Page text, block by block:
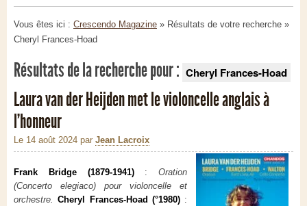
Vous êtes ici : Crescendo Magazine » Résultats de votre recherche »
Cheryl Frances-Hoad
Résultats de la recherche pour : Cheryl Frances-Hoad
Laura van der Heijden met le violoncelle anglais à
l’honneur
Le 14 août 2024 par Jean Lacroix
Frank Bridge (1879-1941) : Oration
(Concerto elegiaco) pour violoncelle et
orchestre.Cheryl Frances-Hoad (°1980) :